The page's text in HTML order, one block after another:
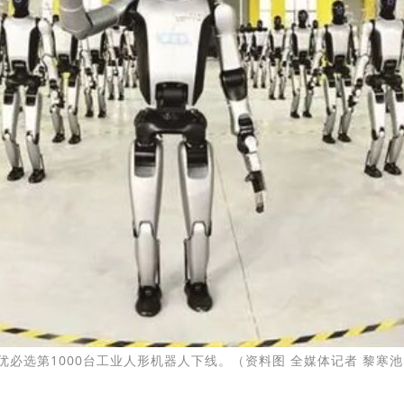
必选第1000台工业人形机器人下线。（资料图 全媒体记者 黎寒